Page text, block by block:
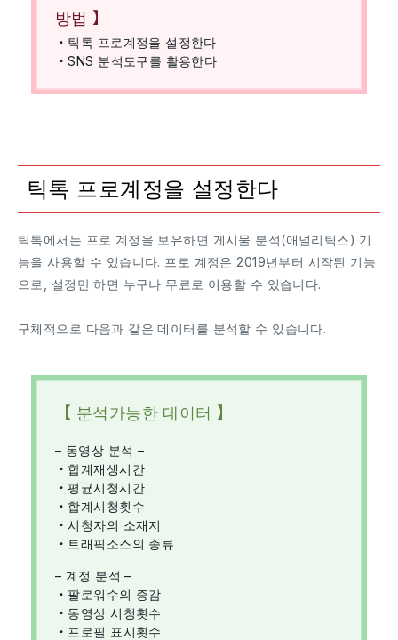
방법 】
・틱톡 프로계정을 설정한다
・SNS 분석도구를 활용한다
틱톡 프로계정을 설정한다
틱톡에서는 프로 계정을 보유하면 게시물 분석(애널리틱스) 기
능을 사용할 수 있습니다. 프로 계정은 2019년부터 시작된 기능
으로, 설정만 하면 누구나 무료로 이용할 수 있습니다.
구체적으로 다음과 같은 데이터를 분석할 수 있습니다.
【 분석가능한 데이터 】
– 동영상 분석 –
・합계재생시간
・평균시청시간
・합계시청횟수
・시청자의 소재지
・트래픽소스의 종류
– 계정 분석 –
・팔로워수의 증감
・동영상 시청횟수
・프로필 표시횟수